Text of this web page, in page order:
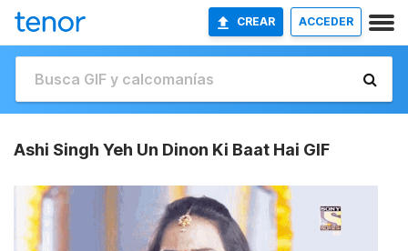
CREAR ACCEDER
Ashi Singh Yeh Un Dinon Ki Baat Hai GIF